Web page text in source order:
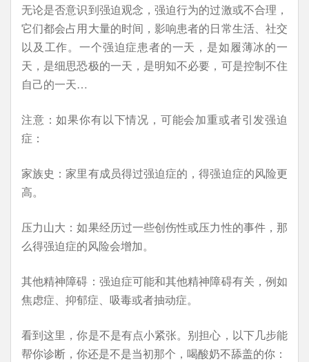
无论是否意识到强迫观念，强迫行为的过激或不合理，
它们都会占用大量的时间，影响患者的日常生活、社交
以及工作。一个强迫症患者的一天，是如履薄冰的一
天，是细思恐极的一天，是明知不必要，可是控制不住
自己的一天…
注意：如果你有以下情况，可能会加重或者引发强迫
症：
家族史：家里有成员得过强迫症的，得强迫症的风险更
高。
压力山大：如果经历过一些创伤性或压力性的事件，那
么得强迫症的风险会增加。
其他精神障碍：强迫症可能和其他精神障碍有关，例如
焦虑症、抑郁症、吸毒或者抽动症。
看到这里，你是不是有点小紧张。别担心，以下几步能
帮你诊断，你还是不是当初那个，喝酸奶不舔盖的你：